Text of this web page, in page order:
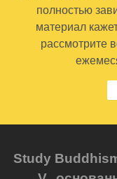
полностью
материал
рассмотрите
Study